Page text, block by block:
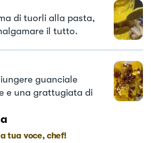
di tuorli alla pasta,
il tutto.
guanciale
e una grattugiata di
tua voce, chef!